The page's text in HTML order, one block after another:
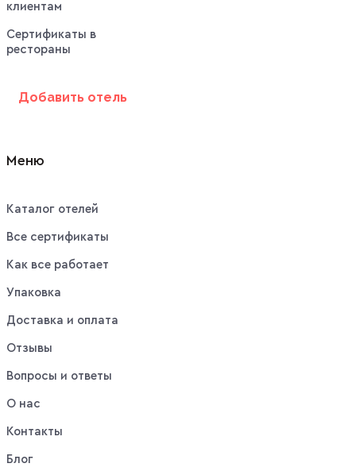
клиентам
Сертификаты в
рестораны
Добавить отель
Меню
Каталог отелей
Все сертификаты
Как все работает
Упаковка
Доставка и оплата
Отзывы
Вопросы и ответы
О нас
Контакты
Блог